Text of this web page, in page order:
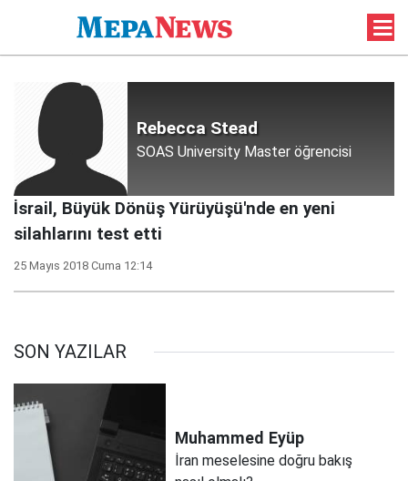
Rebecca Stead
SOAS University Master öğrencisi
İsrail, Büyük Dönüş Yürüyüşü'nde en yeni
silahlarını test etti
25 Mayıs 2018 Cuma 12:14
SON YAZILAR
Muhammed Eyüp
İran meselesine doğru bakış